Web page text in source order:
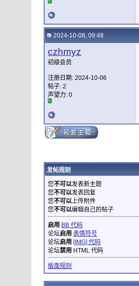
2024-10-08, 09:48
czhmyz
初级会员
注册日期: 2024-10-06
帖子: 2
声望力: 0
发帖规则
您不可以发表新主题
您不可以发表回复
您不可以上传附件
您不可以编辑自己的帖子
启用 BB 代码
论坛启用 表情符号
论坛启用 [IMG] 代码
论坛禁用 HTML 代码
版面规则